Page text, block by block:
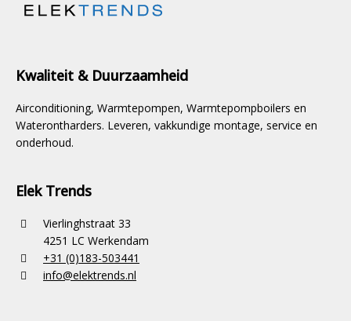
Kwaliteit & Duurzaamheid
Airconditioning, Warmtepompen, Warmtepompboilers en
Waterontharders. Leveren, vakkundige montage, service en
onderhoud.
Elek Trends
Vierlinghstraat 33
4251 LC Werkendam
+31 (0)183-503441
info@elektrends.nl